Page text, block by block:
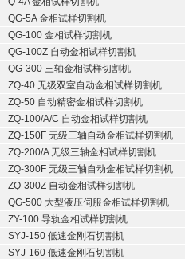
QG-5A 金相试样切割机
QG-100 金相试样切割机
QG-100Z 自动金相试样切割机
QG-300 三轴金相试样切割机
ZQ-40 无级双室自动金相试样切割机
ZQ-50 自动精密金相试样切割机
ZQ-100/A/C 自动金相试样切割机
ZQ-150F 无级三轴自动金相试样切割机
ZQ-200/A 无级三轴金相试样切割机
ZQ-300F 无级三轴自动金相试样切割机
ZQ-300Z 自动金相试样切割机
QG-500 大型液压伺服金相试样切割机
ZY-100 导轨金相试样切割机
SYJ-150 低速金刚石切割机
SYJ-160 低速金刚石切割机